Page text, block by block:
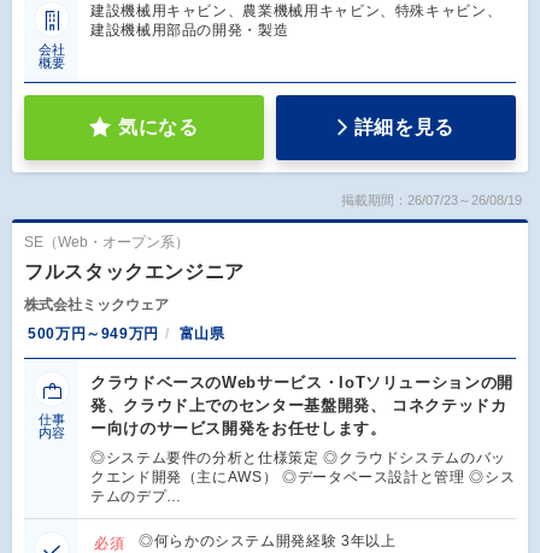
会社
概要
建設機械用キャビン、農業機械用キャビン、特殊キャビン、
建設機械用部品の開発・製造
気になる 詳細を見る
掲載期間：26/07/23～26/08/19
SE（Web・オープン系）
フルスタックエンジニア
株式会社ミックウェア
500万円～949万円
富山県
仕事
内容
クラウドベースのWebサービス・IoTソリューションの開
発、クラウド上でのセンター基盤開発、 コネクテッドカ
ー向けのサービス開発をお任せします。
◎システム要件の分析と仕様策定 ◎クラウドシステムのバッ
クエンド開発（主にAWS） ◎データベース設計と管理 ◎シス
テムのデプ…
必須
◎何らかのシステム開発経験 3年以上